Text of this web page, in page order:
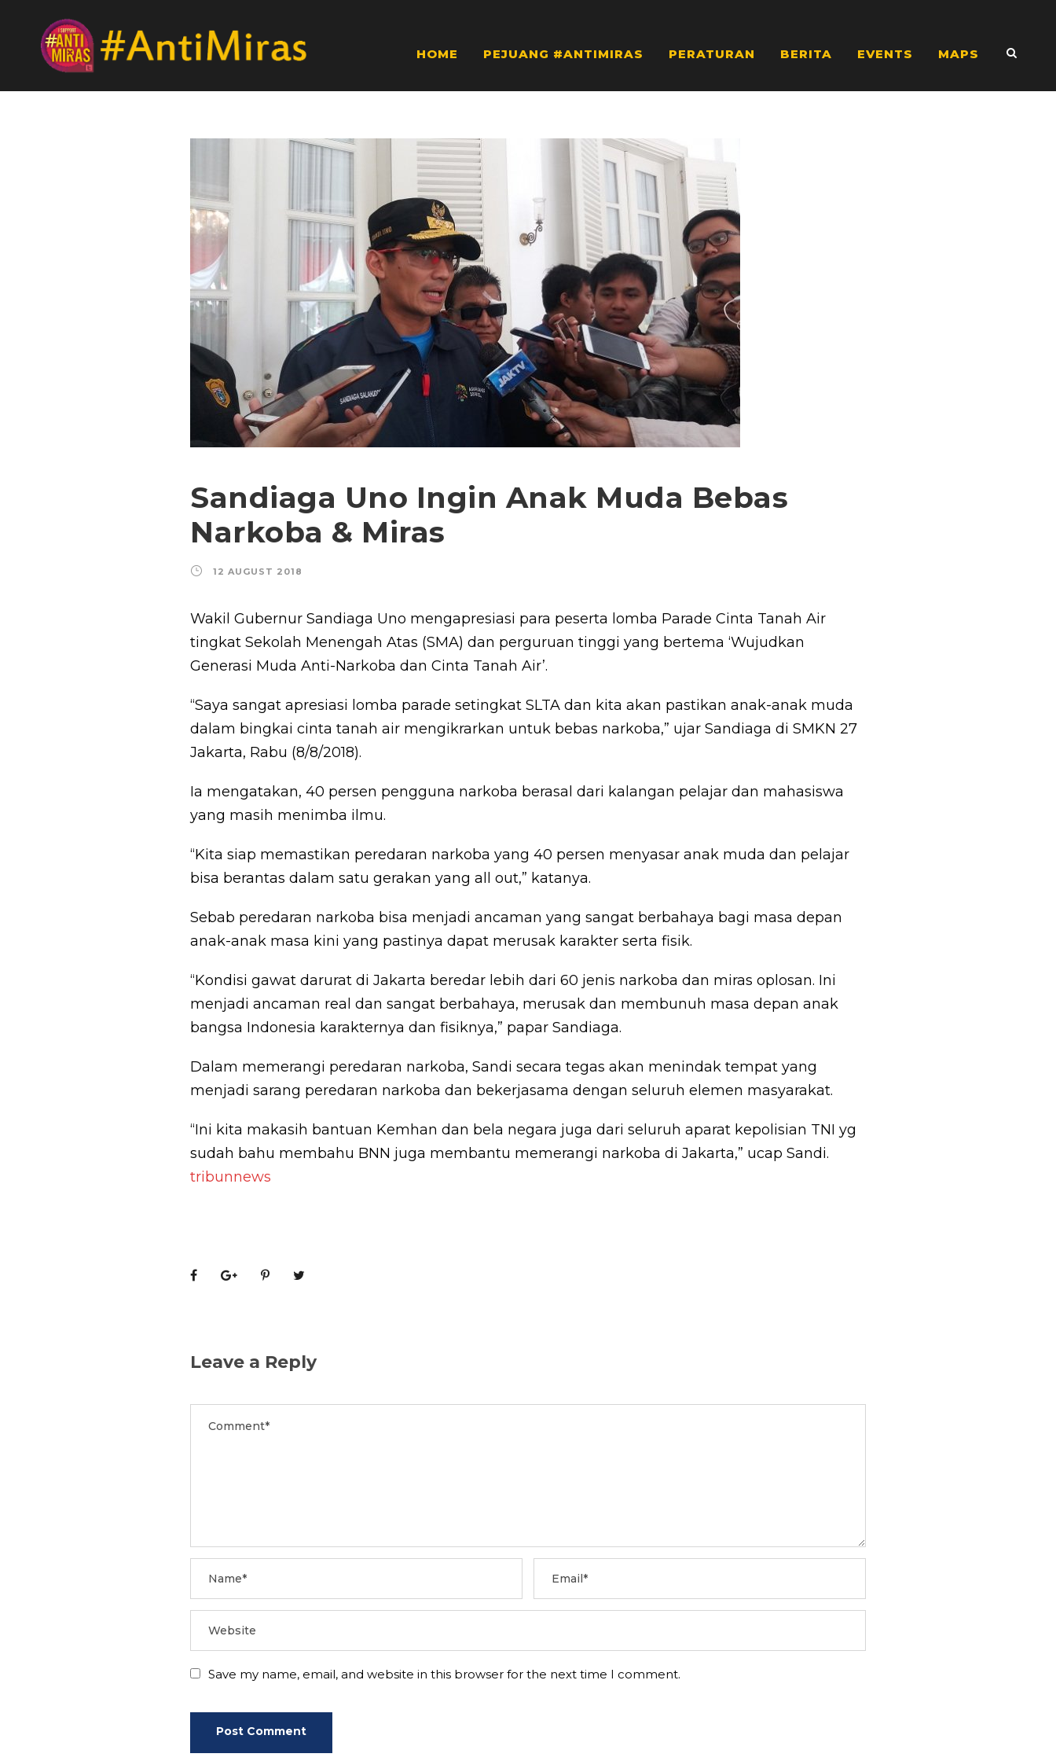
HOME PEJUANG #ANTIMIRAS PERATURAN BERITA EVENTS MAPS
Sandiaga Uno Ingin Anak Muda Bebas
Narkoba & Miras
12 AUGUST 2018
Wakil Gubernur Sandiaga Uno mengapresiasi para peserta lomba Parade Cinta Tanah Air
tingkat Sekolah Menengah Atas (SMA) dan perguruan tinggi yang bertema ‘Wujudkan
Generasi Muda Anti-Narkoba dan Cinta Tanah Air’.
“Saya sangat apresiasi lomba parade setingkat SLTA dan kita akan pastikan anak-anak muda
dalam bingkai cinta tanah air mengikrarkan untuk bebas narkoba,” ujar Sandiaga di SMKN 27
Jakarta, Rabu (8/8/2018).
Ia mengatakan, 40 persen pengguna narkoba berasal dari kalangan pelajar dan mahasiswa
yang masih menimba ilmu.
“Kita siap memastikan peredaran narkoba yang 40 persen menyasar anak muda dan pelajar
bisa berantas dalam satu gerakan yang all out,” katanya.
Sebab peredaran narkoba bisa menjadi ancaman yang sangat berbahaya bagi masa depan
anak-anak masa kini yang pastinya dapat merusak karakter serta fisik.
“Kondisi gawat darurat di Jakarta beredar lebih dari 60 jenis narkoba dan miras oplosan. Ini
menjadi ancaman real dan sangat berbahaya, merusak dan membunuh masa depan anak
bangsa Indonesia karakternya dan fisiknya,” papar Sandiaga.
Dalam memerangi peredaran narkoba, Sandi secara tegas akan menindak tempat yang
menjadi sarang peredaran narkoba dan bekerjasama dengan seluruh elemen masyarakat.
“Ini kita makasih bantuan Kemhan dan bela negara juga dari seluruh aparat kepolisian TNI yg
sudah bahu membahu BNN juga membantu memerangi narkoba di Jakarta,” ucap Sandi.
tribunnews
Leave a Reply
Save my name, email, and website in this browser for the next time I comment.